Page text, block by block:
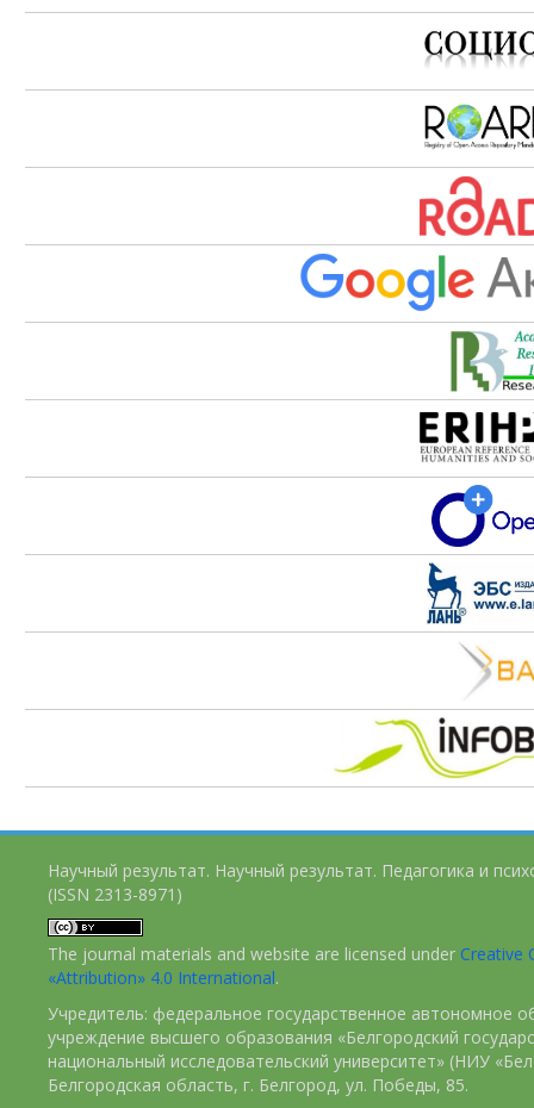
Научный результат. Научный результат. Педагогика и
(ISSN 2313-8971)
The journal materials and website are licensed under Creative
«Attribution» 4.0 International.
Учредитель: федеральное государственное автономное
учреждение высшего образования «Белгородский
национальный исследовательский университет» (НИУ
Белгородская область, г. Белгород, ул. Победы, 85.